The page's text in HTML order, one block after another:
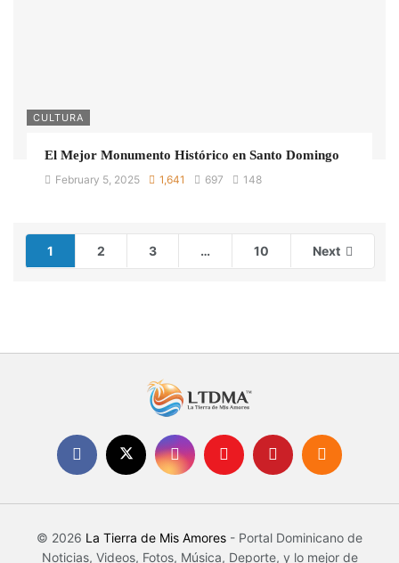
CULTURA
El Mejor Monumento Histórico en Santo Domingo
February 5, 2025 1,641 697 148
1 2 3 … 10 Next
© 2026 La Tierra de Mis Amores - Portal Dominicano de
Noticias, Videos, Fotos, Música, Deporte, y lo mejor de